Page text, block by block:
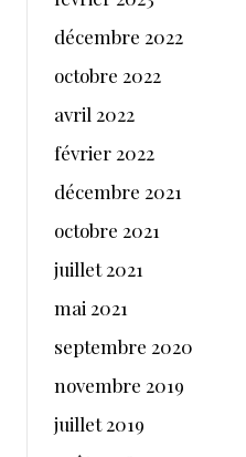
décembre 2022
octobre 2022
avril 2022
février 2022
décembre 2021
octobre 2021
juillet 2021
mai 2021
septembre 2020
novembre 2019
juillet 2019